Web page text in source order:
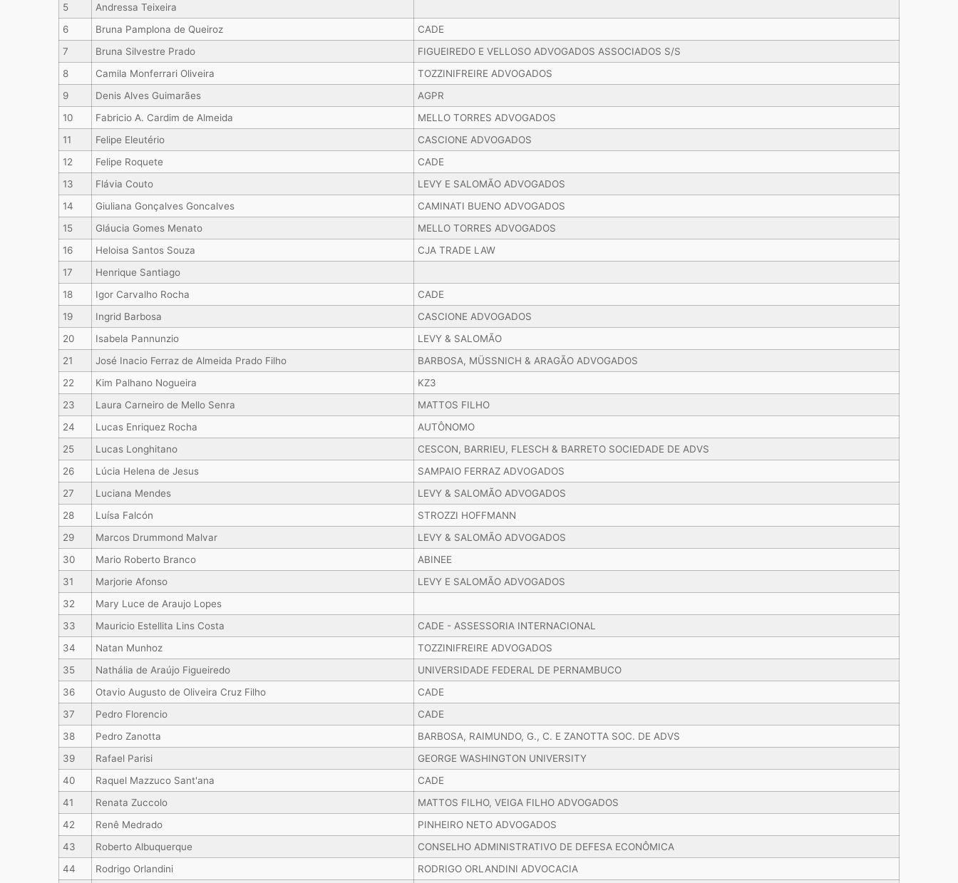
5
Andressa Teixeira
6
Bruna Pamplona de Queiroz
CADE
7
Bruna Silvestre Prado
FIGUEIREDO E VELLOSO ADVOGADOS ASSOCIADOS S/S
8
Camila Monferrari Oliveira
TOZZINIFREIRE ADVOGADOS
9
Denis Alves Guimarães
AGPR
10
Fabricio A. Cardim de Almeida
MELLO TORRES ADVOGADOS
11
Felipe Eleutério
CASCIONE ADVOGADOS
12
Felipe Roquete
CADE
13
Flávia Couto
LEVY E SALOMÃO ADVOGADOS
14
Giuliana Gonçalves Goncalves
CAMINATI BUENO ADVOGADOS
15
Gláucia Gomes Menato
MELLO TORRES ADVOGADOS
16
Heloisa Santos Souza
CJA TRADE LAW
17
Henrique Santiago
18
Igor Carvalho Rocha
CADE
19
Ingrid Barbosa
CASCIONE ADVOGADOS
20
Isabela Pannunzio
LEVY & SALOMÃO
21
José Inacio Ferraz de Almeida Prado Filho
BARBOSA, MÜSSNICH & ARAGÃO ADVOGADOS
22
Kim Palhano Nogueira
KZ3
23
Laura Carneiro de Mello Senra
MATTOS FILHO
24
Lucas Enriquez Rocha
AUTÔNOMO
25
Lucas Longhitano
CESCON, BARRIEU, FLESCH & BARRETO SOCIEDADE DE ADVS
26
Lúcia Helena de Jesus
SAMPAIO FERRAZ ADVOGADOS
27
Luciana Mendes
LEVY & SALOMÃO ADVOGADOS
28
Luísa Falcón
STROZZI HOFFMANN
29
Marcos Drummond Malvar
LEVY & SALOMÃO ADVOGADOS
30
Mario Roberto Branco
ABINEE
31
Marjorie Afonso
LEVY E SALOMÃO ADVOGADOS
32
Mary Luce de Araujo Lopes
33
Mauricio Estellita Lins Costa
CADE - ASSESSORIA INTERNACIONAL
34
Natan Munhoz
TOZZINIFREIRE ADVOGADOS
35
Nathália de Araújo Figueiredo
UNIVERSIDADE FEDERAL DE PERNAMBUCO
36
Otavio Augusto de Oliveira Cruz Filho
CADE
37
Pedro Florencio
CADE
38
Pedro Zanotta
BARBOSA, RAIMUNDO, G., C. E ZANOTTA SOC. DE ADVS
39
Rafael Parisi
GEORGE WASHINGTON UNIVERSITY
40
Raquel Mazzuco Sant'ana
CADE
41
Renata Zuccolo
MATTOS FILHO, VEIGA FILHO ADVOGADOS
42
Renê Medrado
PINHEIRO NETO ADVOGADOS
43
Roberto Albuquerque
CONSELHO ADMINISTRATIVO DE DEFESA ECONÔMICA
44
Rodrigo Orlandini RODRIGO ORLANDINI ADVOCACIA